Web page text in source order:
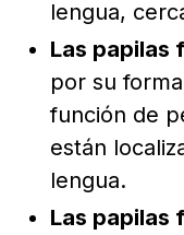
lengua,
Las papilas
por su
función de
están
lengua.
Las papilas